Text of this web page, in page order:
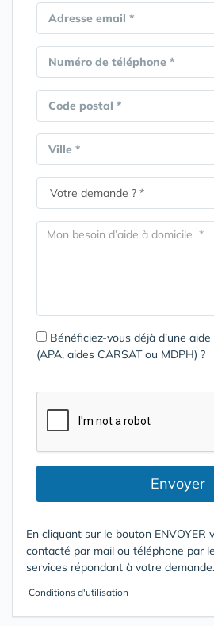
Adresse email *
Numéro de téléphone *
Code postal *
Ville *
Bénéficiez-vous déjà d’une
(APA, aides CARSAT ou MDPH) ?
Envoyer
En cliquant sur le bouton ENVOYER
contacté par mail ou téléphone par
services répondant à votre demande.
Conditions d'utilisation